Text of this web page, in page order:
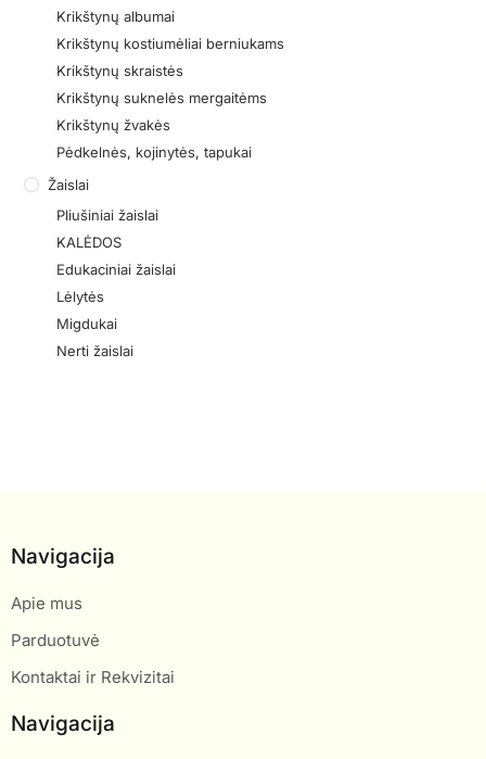
Krikštynų albumai
Krikštynų kostiumėliai berniukams
Krikštynų skraistės
Krikštynų suknelės mergaitėms
Krikštynų žvakės
Pėdkelnės, kojinytės, tapukai
Žaislai
Pliušiniai žaislai
KALĖDOS
Edukaciniai žaislai
Lėlytės
Migdukai
Nerti žaislai
Navigacija
Apie mus
Parduotuvė
Kontaktai ir Rekvizitai
Navigacija